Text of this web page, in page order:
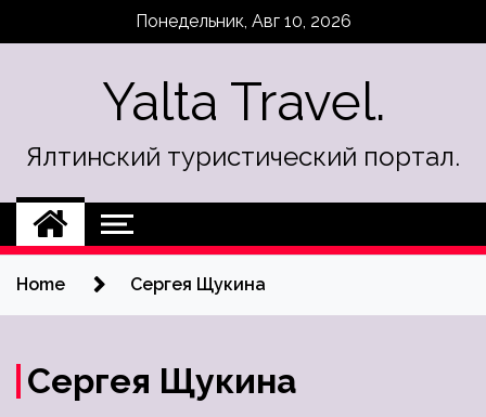
Понедельник, Авг 10, 2026
Yalta Travel.
Ялтинский туристический портал.
Home Сергея Щукина
Сергея Щукина